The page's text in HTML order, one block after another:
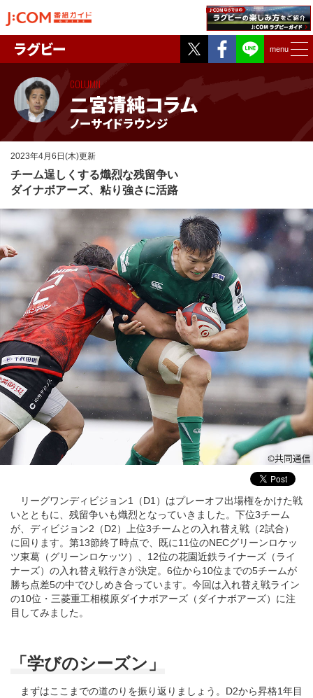
Twitter
Facebook
menu
ラグビー
二宮清純コラム
ノーサイドラウンジ
COLUMN
2023年4月6日(木)更新
チーム逞しくする熾烈な残留争い
ダイナボアーズ、粘り強さに活路
リーグワンディビジョン1（D1）はプレーオフ出場権をかけた戦
いとともに、残留争いも熾烈となっていきました。下位3チーム
が、ディビジョン2（D2）上位3チームとの入れ替え戦（2試合）
に回ります。第13節終了時点で、既に11位のNECグリーンロケッ
ツ東葛（グリーンロケッツ）、12位の花園近鉄ライナーズ（ライ
ナーズ）の入れ替え戦行きが決定。6位から10位までの5チームが
勝ち点差5の中でひしめき合っています。今回は入れ替え戦ライン
の10位・三菱重工相模原ダイナボアーズ（ダイナボアーズ）に注
目してみました。
「学びのシーズン」
まずはここまでの道のりを振り返りましょう。D2から昇格1年目